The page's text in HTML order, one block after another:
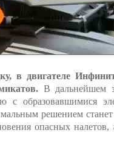
в двигателе
В дальнейшем
с образовавшимися
решением станет
опасных налетов,